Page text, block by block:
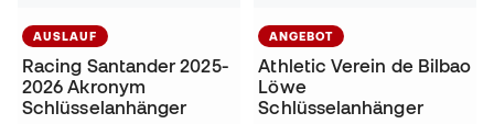
AUSLAUF
Racing Santander 2025-
2026 Akronym
Schlüsselanhänger
ANGEBOT
Athletic Verein de Bilbao
Löwe
Schlüsselanhänger